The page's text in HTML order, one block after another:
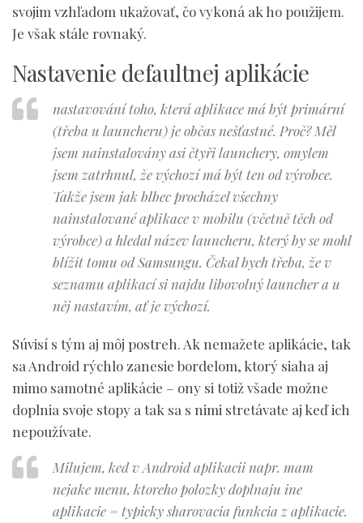
svojim vzhľadom ukažovať, čo vykoná ak ho použijem.
Je však stále rovnaký.
Nastavenie defaultnej aplikácie
nastavování toho, která aplikace má být primární
(třeba u launcheru) je občas nešťastné. Proč? Měl
jsem nainstalovány asi čtyři launchery, omylem
jsem zatrhnul, že výchozí má být ten od výrobce.
Takže jsem jak blbec procházel všechny
nainstalované aplikace v mobilu (včetně těch od
výrobce) a hledal název launcheru, který by se mohl
blížit tomu od Samsungu. Čekal bych třeba, že v
seznamu aplikací si najdu libovolný launcher a u
něj nastavím, ať je výchozí.
Súvisí s tým aj môj postreh. Ak nemažete aplikácie, tak
sa Android rýchlo zanesie bordelom, ktorý siaha aj
mimo samotné aplikácie – ony si totiž všade možne
doplnia svoje stopy a tak sa s nimi stretávate aj keď ich
nepoužívate.
Milujem, ked v Android aplikacii napr. mam
nejake menu, ktoreho polozky doplnaju ine
aplikacie = typicky sharovacia funkcia z aplikacie.